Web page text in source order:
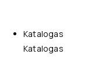
Katalogas
Katalogas